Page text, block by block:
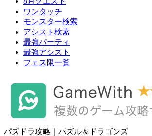
ワンタッチ
モンスター検索
アシスト検索
最強パーティ
最強アシスト
フェス限一覧
パズドラ攻略｜パズル＆ドラゴンズ